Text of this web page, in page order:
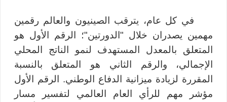
في كل عام، يترقب الصينيون والعالم رقمين
مهمين يصدران خلال "الدورتين"؛ الرقم الأول هو
المتعلق بالمعدل المستهدف لنمو الناتج المحلي
الإجمالي، والرقم الثاني هو المتعلق بالنسبة
المقررة لزيادة ميزانية الدفاع الوطني. الرقم الأول
مؤشر مهم للرأي العام العالمي لتفسير مسار